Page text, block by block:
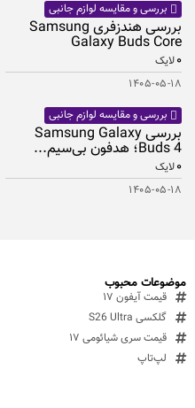
بررسی و مقایسه لوازم جانبی
بررسی هندزفری Samsung
Galaxy Buds Core
۰لایک
۱۴۰۵-۰۵-۱۸
بررسی و مقایسه لوازم جانبی
بررسی Samsung Galaxy
Buds 4؛ هدفون بی‌سیم...
۰لایک
۱۴۰۵-۰۵-۱۸
موضوعات محبوب
قیمت آیفون ۱۷
گلکسی S26 Ultra
قیمت سری شیائومی ۱۷
لپ‌تاپ